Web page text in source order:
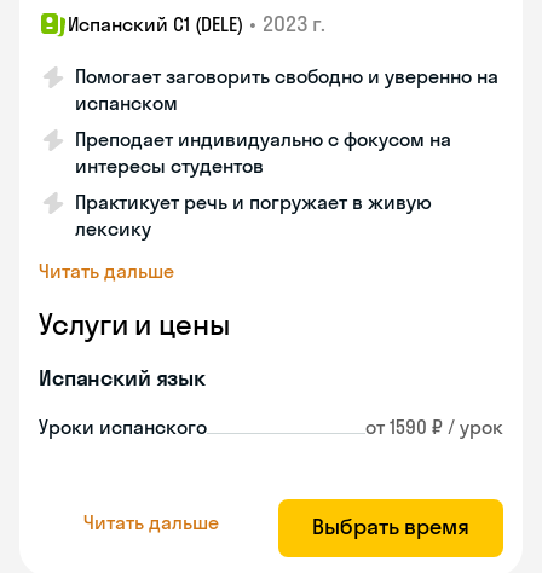
Испанский С1 (DELE) • 2023 г.
Помогает заговорить свободно и уверенно на
испанском
Преподает индивидуально с фокусом на
интересы студентов
Практикует речь и погружает в живую
лексику
Читать дальше
Услуги и цены
Испанский язык
Уроки испанского от 1590 ₽ / урок
Читать дальше Выбрать время